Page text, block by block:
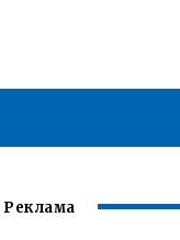
Реклама